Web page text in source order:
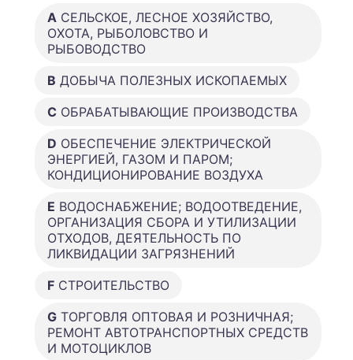
A СЕЛЬСКОЕ, ЛЕСНОЕ ХОЗЯЙСТВО,
ОХОТА, РЫБОЛОВСТВО И
РЫБОВОДСТВО
B ДОБЫЧА ПОЛЕЗНЫХ ИСКОПАЕМЫХ
C ОБРАБАТЫВАЮЩИЕ ПРОИЗВОДСТВА
D ОБЕСПЕЧЕНИЕ ЭЛЕКТРИЧЕСКОЙ
ЭНЕРГИЕЙ, ГАЗОМ И ПАРОМ;
КОНДИЦИОНИРОВАНИЕ ВОЗДУХА
E ВОДОСНАБЖЕНИЕ; ВОДООТВЕДЕНИЕ,
ОРГАНИЗАЦИЯ СБОРА И УТИЛИЗАЦИИ
ОТХОДОВ, ДЕЯТЕЛЬНОСТЬ ПО
ЛИКВИДАЦИИ ЗАГРЯЗНЕНИЙ
F СТРОИТЕЛЬСТВО
G ТОРГОВЛЯ ОПТОВАЯ И РОЗНИЧНАЯ;
РЕМОНТ АВТОТРАНСПОРТНЫХ СРЕДСТВ
И МОТОЦИКЛОВ